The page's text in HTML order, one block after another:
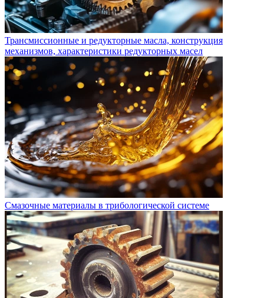
Трансмиссионные и редукторные масла, конструкция
механизмов, характеристики редукторных масел
Смазочные материалы в трибологической системе